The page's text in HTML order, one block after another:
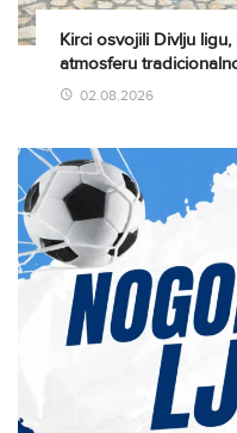
Kirci osvojili Divlju
atmosferu
02.08.2026